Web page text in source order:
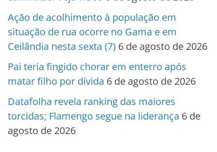
Ação de acolhimento à população em
situação de rua ocorre no Gama e em
Ceilândia nesta sexta (7) 6 de agosto de 2026
Pai teria fingido chorar em enterro após
matar filho por dívida 6 de agosto de 2026
Datafolha revela ranking das maiores
torcidas; Flamengo segue na liderança 6 de
agosto de 2026